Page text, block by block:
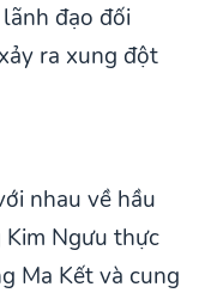
đạo đối
ra xung đột
nhau về hầu
Ngưu thực
Ma Kết và cung